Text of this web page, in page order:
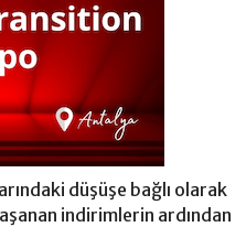
düşüşe bağlı olarak
indirimlerin ardından